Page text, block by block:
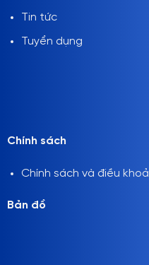
Tin tức
Tuyển dụng
Chính sách
Chính sách và điều
Bản đồ